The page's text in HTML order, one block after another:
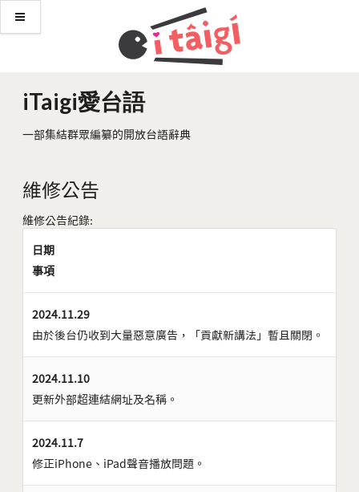
iTaigi愛台語
一部集結群眾編纂的開放台語辭典
維修公告
維修公告紀錄:
日期
事項
2024.11.29
由於後台仍收到大量惡意廣告，「貢獻新講法」暫且關閉。
2024.11.10
更新外部超連結網址及名稱。
2024.11.7
修正iPhone、iPad聲音播放問題。